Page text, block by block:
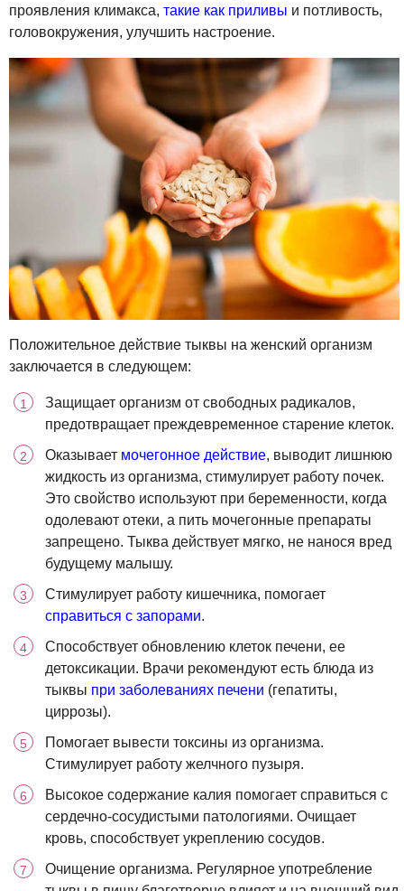
проявления климакса, такие как приливы и потливость,
головокружения, улучшить настроение.
Положительное действие тыквы на женский организм
заключается в следующем:
Защищает организм от свободных радикалов,
предотвращает преждевременное старение клеток.
Оказывает мочегонное действие, выводит лишнюю
жидкость из организма, стимулирует работу почек.
Это свойство используют при беременности, когда
одолевают отеки, а пить мочегонные препараты
запрещено. Тыква действует мягко, не нанося вред
будущему малышу.
Стимулирует работу кишечника, помогает
справиться с запорами.
Способствует обновлению клеток печени, ее
детоксикации. Врачи рекомендуют есть блюда из
тыквы при заболеваниях печени (гепатиты,
циррозы).
Помогает вывести токсины из организма.
Стимулирует работу желчного пузыря.
Высокое содержание калия помогает справиться с
сердечно-сосудистыми патологиями. Очищает
кровь, способствует укреплению сосудов.
Очищение организма. Регулярное употребление